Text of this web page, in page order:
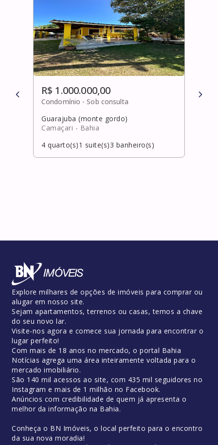
R$ 1.000.000,00
Condomínio -Sob consulta
Guarajuba (monte gordo)
Camaçari - Bahia
4 quarto(s)1 suite(s)3 banheiro(s)
R$
Explore milhares de opções de imóveis para comprar ou
alugar em nosso site.
Sejam apartamentos, terrenos ou casas, temos a chave
do seu novo lar.
Visite-nos agora e comece sua jornada para encontrar o
lugar perfeito!
Com mais de 18 anos no mercado, o portal Bahia
Notícias agrega uma área inteiramente voltada para o
mercado imobiliário.
São 140 mil acessos ao site, com 435 mil seguidores no
Instagram e mais de 1 milhão no Facebook.
Anúncios com credibilidade de quem já apresenta o
melhor da informação na Bahia.
Conheça o BN Imóveis, o local perfeito para o encontro
da sua nova moradia!